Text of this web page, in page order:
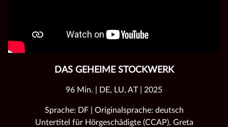
DAS GEHEIME STOCKWERK
96 Min. | DE, LU, AT | 2025
Sprache: DF | Originalsprache: deutsch
Untertitel für Hörgeschädigte (CCAP), Greta